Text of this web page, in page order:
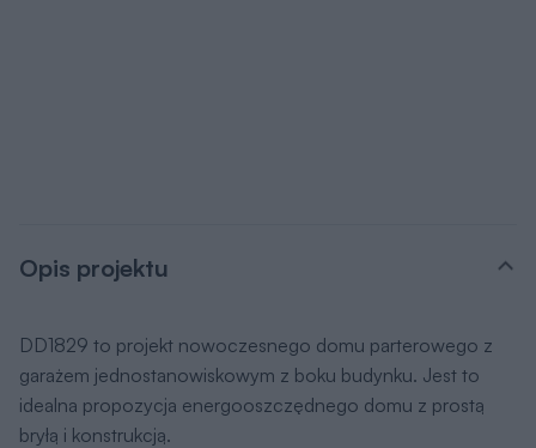
Opis projektu
DD1829 to projekt nowoczesnego domu parterowego z
garażem jednostanowiskowym z boku budynku. Jest to
idealna propozycja energooszczędnego domu z prostą
bryłą i konstrukcją.